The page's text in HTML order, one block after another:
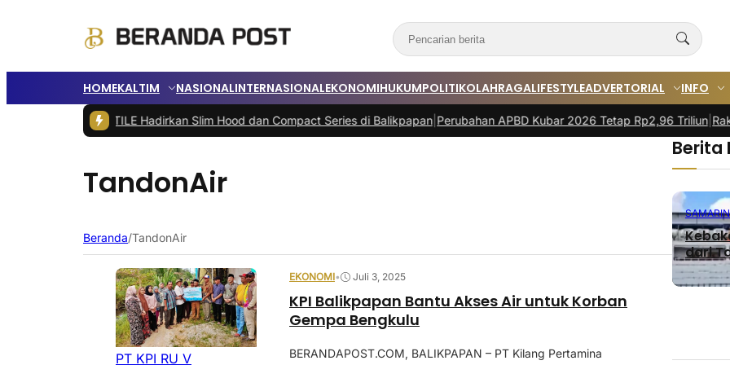
HOMEKALTIM NASIONALINTERNASIONALEKONOMIHUKUMPOLITIKOLAHRAGALIFESTYLEADVERTORIAL INFO
FOTILE Hadirkan Slim Hood dan Compact Series di Balikpapan|Perubahan APBD Kubar 2026 Tetap Rp2,96 Triliun| Rakor
TandonAir
Beranda/TandonAir
PT KPI RU V
EKONOMI• Juli 3, 2025
KPI Balikpapan Bantu Akses Air untuk Korban
Gempa Bengkulu
BERANDAPOST.COM, BALIKPAPAN – PT Kilang Pertamina
Berita
dari